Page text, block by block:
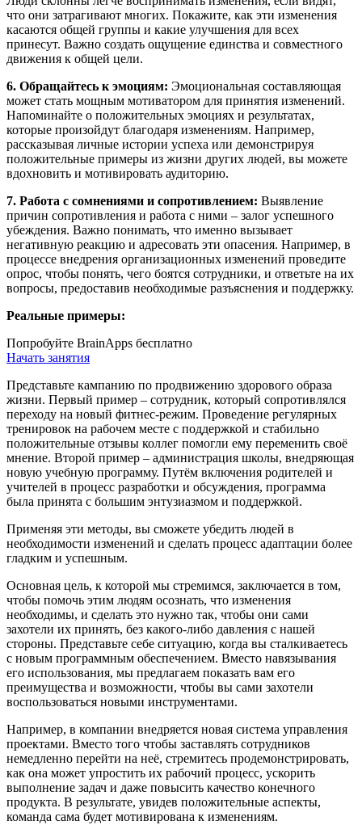
что они затрагивают многих. Покажите, как эти изменения
касаются общей группы и какие улучшения для всех
принесут. Важно создать ощущение единства и совместного
движения к общей цели.
6. Обращайтесь к эмоциям: Эмоциональная составляющая
может стать мощным мотиватором для принятия изменений.
Напоминайте о положительных эмоциях и результатах,
которые произойдут благодаря изменениям. Например,
рассказывая личные истории успеха или демонстрируя
положительные примеры из жизни других людей, вы можете
вдохновить и мотивировать аудиторию.
7. Работа с сомнениями и сопротивлением: Выявление
причин сопротивления и работа с ними – залог успешного
убеждения. Важно понимать, что именно вызывает
негативную реакцию и адресовать эти опасения. Например, в
процессе внедрения организационных изменений проведите
опрос, чтобы понять, чего боятся сотрудники, и ответьте на их
вопросы, предоставив необходимые разъяснения и поддержку.
Реальные примеры:
Попробуйте BrainApps бесплатно
Начать занятия
Представьте кампанию по продвижению здорового образа
жизни. Первый пример – сотрудник, который сопротивлялся
переходу на новый фитнес-режим. Проведение регулярных
тренировок на рабочем месте с поддержкой и стабильно
положительные отзывы коллег помогли ему переменить своё
мнение. Второй пример – администрация школы, внедряющая
новую учебную программу. Путём включения родителей и
учителей в процесс разработки и обсуждения, программа
была принята с большим энтузиазмом и поддержкой.
Применяя эти методы, вы сможете убедить людей в
необходимости изменений и сделать процесс адаптации более
гладким и успешным.
Основная цель, к которой мы стремимся, заключается в том,
чтобы помочь этим людям осознать, что изменения
необходимы, и сделать это нужно так, чтобы они сами
захотели их принять, без какого-либо давления с нашей
стороны. Представьте себе ситуацию, когда вы сталкиваетесь
с новым программным обеспечением. Вместо навязывания
его использования, мы предлагаем показать вам его
преимущества и возможности, чтобы вы сами захотели
воспользоваться новыми инструментами.
Например, в компании внедряется новая система управления
проектами. Вместо того чтобы заставлять сотрудников
немедленно перейти на неё, стремитесь продемонстрировать,
как она может упростить их рабочий процесс, ускорить
выполнение задач и даже повысить качество конечного
продукта. В результате, увидев положительные аспекты,
команда сама будет мотивирована к изменениям.